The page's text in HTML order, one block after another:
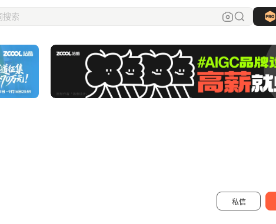
私信